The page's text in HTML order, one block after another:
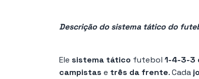
Descrição do sistema tático do
Ele sistema tático futebol 1-4-3-3
campistas e três da frente. Cada